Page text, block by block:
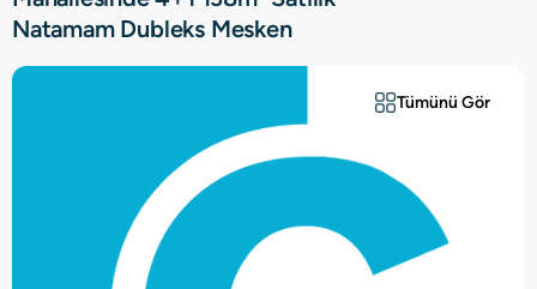
Nasıl Çalışır?
Natamam Dubleks Mesken
Tümünü Gör